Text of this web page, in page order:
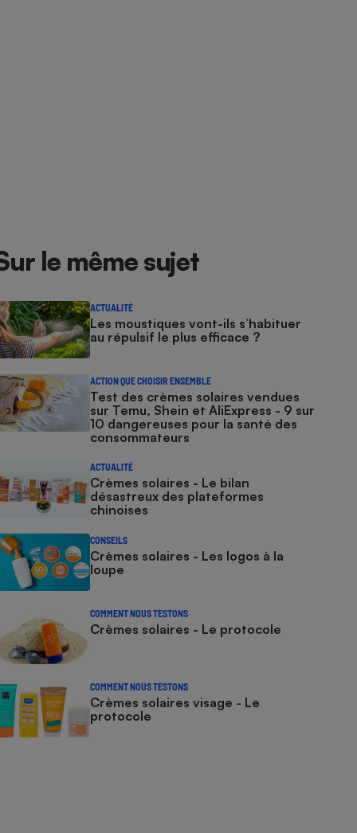
le même sujet
ACTUALITÉ
Les moustiques vont-ils s’habituer
au répulsif le plus efficace ?
ACTION QUE CHOISIR ENSEMBLE
Test des crèmes solaires vendues
sur Temu, Shein et AliExpress - 9 sur
10 dangereuses pour la santé des
consommateurs
ACTUALITÉ
Crèmes solaires - Le bilan
désastreux des plateformes
chinoises
CONSEILS
Crèmes solaires - Les logos à la
loupe
COMMENT NOUS TESTONS
Crèmes solaires - Le protocole
COMMENT NOUS TESTONS
Crèmes solaires visage - Le
protocole